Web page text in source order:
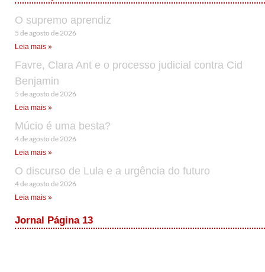
O supremo aprendiz
5 de agosto de 2026
Leia mais »
Favre, Clara Ant e o processo judicial contra Cid
Benjamin
5 de agosto de 2026
Leia mais »
Múcio é uma besta?
4 de agosto de 2026
Leia mais »
O discurso de Lula e a urgência do futuro
4 de agosto de 2026
Leia mais »
Jornal Página 13